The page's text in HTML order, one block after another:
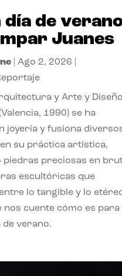
día de
Juanes
| Ago 2, 2026
y Arte y
1990) se ha
joyería y fusiona
su práctica artística,
preciosas en
escultóricas que
lo tangible y lo
nos cuente cómo es para
de verano.